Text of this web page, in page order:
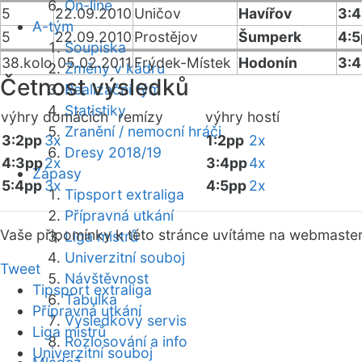
On-line
A-tým
Soupiska
Změny v kádru
Realizační tým
Statistiky
Zranění / nemocní hráči
Dresy 2018/19
Zápasy
Tipsport extraliga
Přípravná utkání
Liga mistrů
Univerzitní souboj
Návštěvnost
Tabulka
Výsledkový servis
Rozlosování a info
5
22.09.2010 Uničov Havířov
5
22.09.2010 Prostějov Šumperk
38.kolo 05.02.2011Frýdek-Místek Hodonín
Četnost výsledků
výhry domácíchremízy výhry hostí
3:2pp3x
4:3pp2x
5:4pp3x
1:2pp 2x
3:4pp4x
4:5pp2x
Vaše připomínky k této stránce uvítáme na webmaster
Tweet
Tipsport extraliga
Přípravná utkání
Liga mistrů
Univerzitní souboj